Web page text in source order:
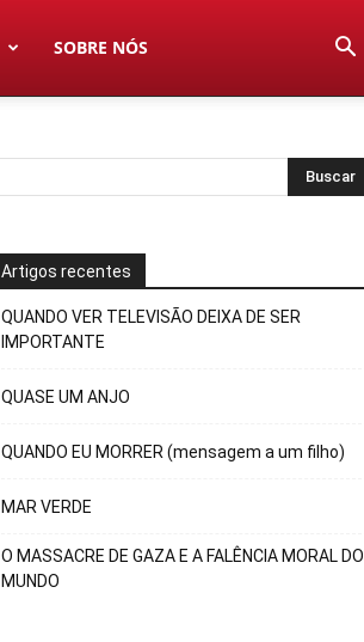
SOBRE NÓS
Artigos recentes
QUANDO VER TELEVISÃO DEIXA DE SER
IMPORTANTE
QUASE UM ANJO
QUANDO EU MORRER (mensagem a um filho)
MAR VERDE
O MASSACRE DE GAZA E A FALÊNCIA MORAL DO
MUNDO